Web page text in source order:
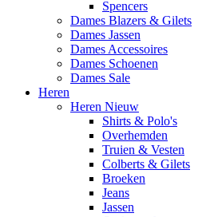
Spencers
Dames Blazers & Gilets
Dames Jassen
Dames Accessoires
Dames Schoenen
Dames Sale
Heren
Heren Nieuw
Shirts & Polo's
Overhemden
Truien & Vesten
Colberts & Gilets
Broeken
Jeans
Jassen